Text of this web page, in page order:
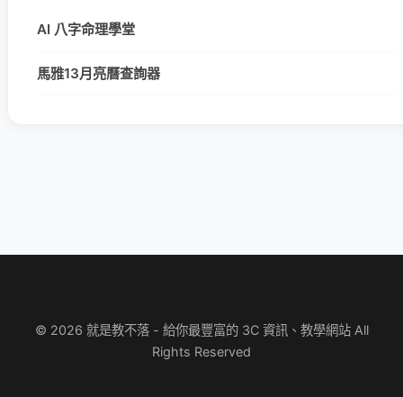
AI 八字命理學堂
馬雅13月亮曆查詢器
© 2026 就是教不落 - 給你最豐富的 3C 資訊、教學網站 All
Rights Reserved